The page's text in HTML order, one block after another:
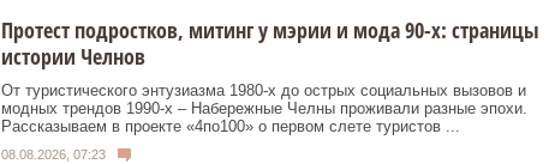
Протест подростков, митинг у мэрии и мода 90-х: страницы
истории Челнов
От туристического энтузиазма 1980‑х до острых социальных вызовов и
модных трендов 1990‑х – Набережные Челны проживали разные эпохи.
Рассказываем в проекте «4по100» о первом слете туристов ...
08.08.2026, 07:23